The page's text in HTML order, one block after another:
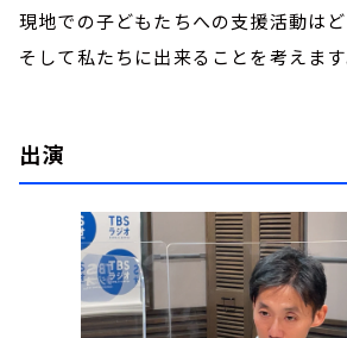
現地での子どもたちへの支援活動はど
そして私たちに出来ることを考えます
出演